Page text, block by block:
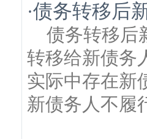
·债务转移后
债务转移后
转移给新债务
实际中存在新
新债务人不履